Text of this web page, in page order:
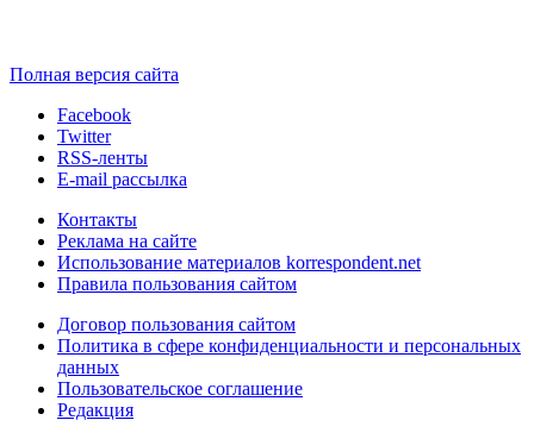
Полная версия сайта
Facebook
Twitter
RSS-ленты
E-mail рассылка
Контакты
Реклама на сайте
Использование материалов korrespondent.net
Правила пользования сайтом
Договор пользования сайтом
Политика в сфере конфиденциальности и персональных
данных
Пользовательское соглашение
Редакция